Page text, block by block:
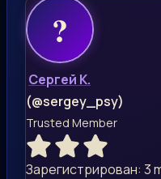
Сергей К.
(@sergey_psy)
Trusted Member
Зарегистрирован: 3